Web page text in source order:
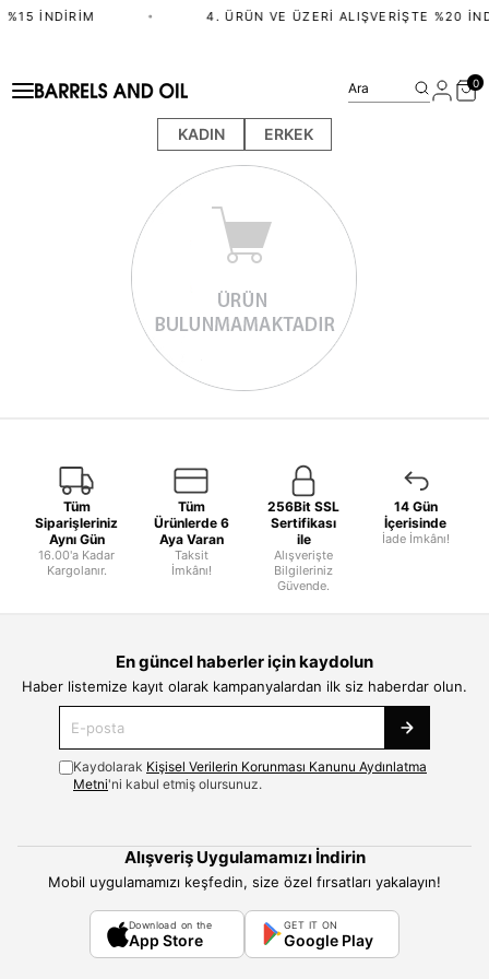
%15 İNDIRIM • 4. ÜRÜN VE ÜZERI ALIŞVERIŞTE %20
KADIN ERKEK
Ara 0
Tüm
Siparişleriniz
Aynı Gün
16.00'a Kadar
Kargolanır.
Tüm
Ürünlerde 6
Aya Varan
Taksit
İmkânı!
256Bit SSL
Sertifikası
ile
Alışverişte
Bilgileriniz
Güvende.
14 Gün
İçerisinde
İade İmkânı!
En güncel haberler için kaydolun
Haber listemize kayıt olarak kampanyalardan ilk siz haberdar olun.
Kaydolarak Kişisel Verilerin Korunması Kanunu Aydınlatma
Metni'ni kabul etmiş olursunuz.
Alışveriş Uygulamamızı İndirin
Mobil uygulamamızı keşfedin, size özel fırsatları yakalayın!
Download on the
App Store
GET IT ON
Google Play